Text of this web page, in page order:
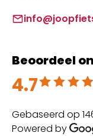
Beoordeel
4.7
Beoordeeld met
Gebaseerd op
Powered by